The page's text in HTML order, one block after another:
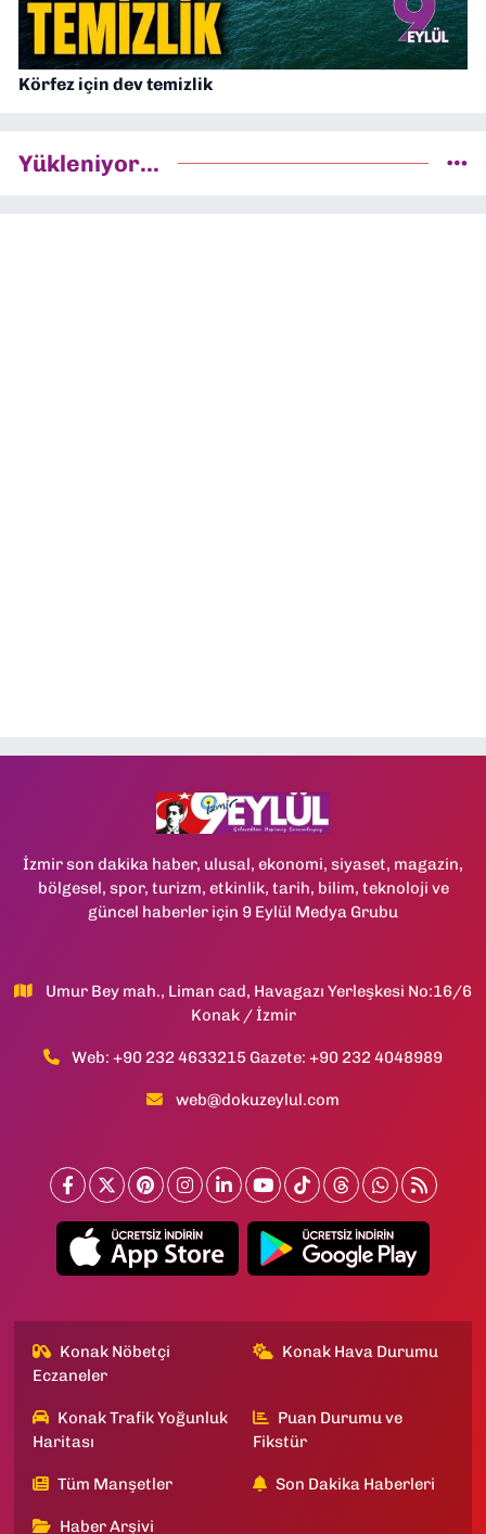
Körfez için dev temizlik
Yükleniyor...
İzmir son dakika haber, ulusal, ekonomi, siyaset, magazin,
bölgesel, spor, turizm, etkinlik, tarih, bilim, teknoloji ve
güncel haberler için 9 Eylül Medya Grubu
Umur Bey mah., Liman cad, Havagazı Yerleşkesi No:16/6
Konak / İzmir
Web: +90 232 4633215 Gazete: +90 232 4048989
web@dokuzeylul.com
Konak Nöbetçi
Eczaneler
Konak Hava Durumu
Konak Trafik Yoğunluk
Haritası
Puan Durumu ve
Fikstür
Tüm Manşetler Son Dakika Haberleri
Haber Arşivi